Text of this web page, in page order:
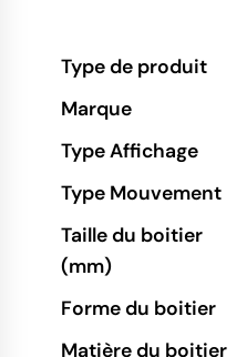
Type de produit
Marque
Type Affichage
Type Mouvement
Taille du boitier
(mm)
Forme du boitier
Matière du boitier